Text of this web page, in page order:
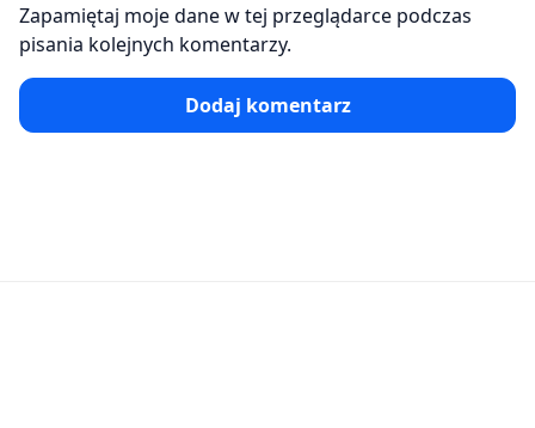
Zapamiętaj moje dane w tej przeglądarce podczas
pisania kolejnych komentarzy.
Dodaj komentarz